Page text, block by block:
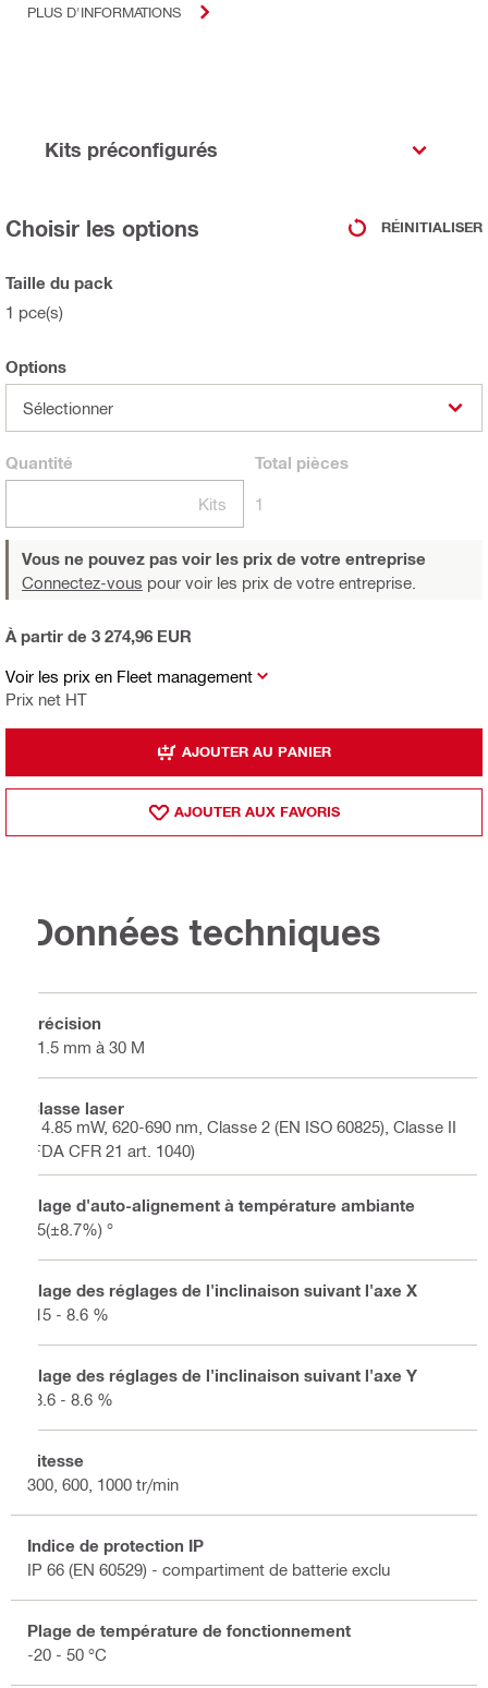
PLUS D'INFORMATIONS
Kits préconfigurés
Choisir les options RÉINITIALISER
Taille du pack
1 pce(s)
Options
Sélectionner
Quantité
Kits
Total pièces
1
Vous ne pouvez pas voir les prix de votre entreprise
Connectez-vous pour voir les prix de votre entreprise.
Voir les prix en Fleet management
Prix net HT
À partir de 3 274,96 EUR
AJOUTER AU PANIER
AJOUTER AUX FAVORIS
Données techniques
Précision
±1.5 mm à 30 M
Classe laser
< 4.85 mW, 620-690 nm, Classe 2 (EN ISO 60825), Classe II
(FDA CFR 21 art. 1040)
Plage d'auto-alignement à température ambiante
±5(±8.7%) °
Plage des réglages de l'inclinaison suivant l'axe X
-15 - 8.6 %
Plage des réglages de l'inclinaison suivant l'axe Y
-8.6 - 8.6 %
Vitesse
300, 600, 1000 tr/min
Indice de protection IP
IP 66 (EN 60529) - compartiment de batterie exclu
Plage de température de fonctionnement
-20 - 50 °C